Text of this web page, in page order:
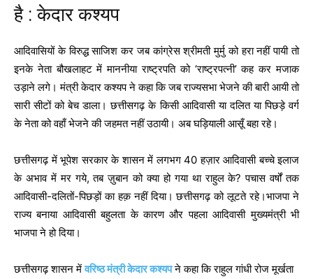
है : केदार कश्यप
आदिवासियों के विरुद्ध साजिश कर जब कांग्रेस श्रीमती मुर्मु को हरा नहीं पायी तो
इनके नेता बौखलाहट में माननीया राष्ट्रपति को ‘राष्ट्रपत्नी’ कह कर मजाक
उड़ाने लगे। मंत्री केदार कश्यप ने कहा कि जब राज्यसभा भेजने की बारी आयी तो
सारी सीटों को बेच डाला। छत्तीसगढ़ के किसी आदिवासी या दलित या पिछड़े वर्ग
के नेता को वहाँ भेजने की जहमत नहीं उठायी। अब घड़ियाली आसूँ बहा रहे।
छत्तीसगढ़ में भूपेश सरकार के शासन में लगभग 40 हज़ार आदिवासी बच्चे इलाज
के अभाव में मर गये, तब ज़ुबान को क्या हो गया था राहुल के? पचास वर्षों तक
आदिवासी-दलितों-पिछड़ों का हक़ नहीं दिया। छत्तीसगढ़ को लूटते रहे।भाजपा ने
राज्य बनाया आदिवासी बहुलता के कारण और पहला आदिवासी मुख्यमंत्री भी
भाजपा ने हो दिया।
छत्तीसगढ़ शासन मेंवरिष्ठ मंत्री केदार कश्यपने कहा कि राहुल गांधी रोज मूर्खता